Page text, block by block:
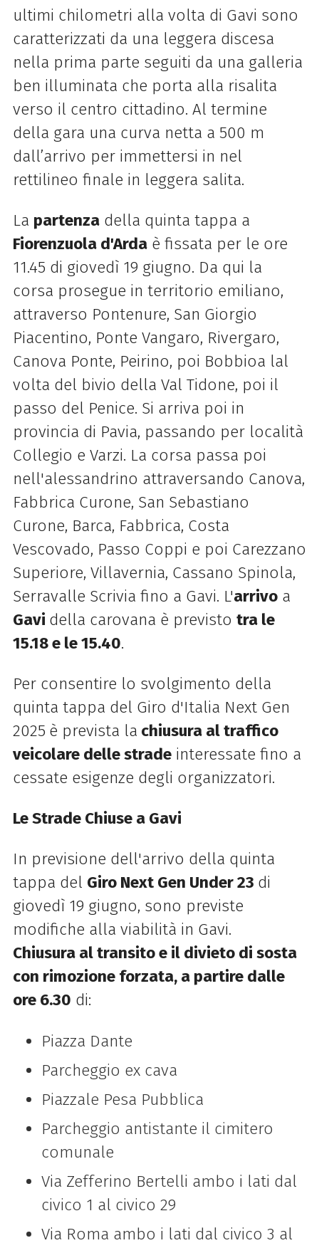
ultimi chilometri alla volta di Gavi sono
caratterizzati da una leggera discesa
nella prima parte seguiti da una galleria
ben illuminata che porta alla risalita
verso il centro cittadino. Al termine
della gara una curva netta a 500 m
dall’arrivo per immettersi in nel
rettilineo finale in leggera salita.
La partenzadella quinta tappa a
Fiorenzuola d'Ardaè fissata per le ore
11.45 di giovedì 19 giugno. Da qui la
corsa prosegue in territorio emiliano,
attraverso Pontenure, San Giorgio
Piacentino, Ponte Vangaro, Rivergaro,
Canova Ponte, Peirino, poi Bobbioa lal
volta del bivio della Val Tidone, poi il
passo del Penice. Si arriva poi in
provincia di Pavia, passando per località
Collegio e Varzi. La corsa passa poi
nell'alessandrino attraversando Canova,
Fabbrica Curone, San Sebastiano
Curone, Barca, Fabbrica, Costa
Vescovado, Passo Coppi e poi Carezzano
Superiore, Villavernia, Cassano Spinola,
Serravalle Scrivia fino a Gavi. L'arrivoa
Gavi della carovana è previsto tra le
15.18 e le 15.40.
Per consentire lo svolgimento della
quinta tappa del Giro d'Italia Next Gen
2025 è prevista la chiusura al traffico
veicolare delle stradeinteressate fino a
cessate esigenze degli organizzatori.
Le Strade Chiuse a Gavi
In previsione dell'arrivo della quinta
tappa del Giro Next Gen Under 23 di
giovedì 19 giugno, sono previste
modifiche alla viabilità in Gavi.
Chiusura al transito e il divieto di sosta
con rimozione forzata, a partire dalle
ore 6.30 di:
Piazza Dante
Parcheggio ex cava
Piazzale Pesa Pubblica
Parcheggio antistante il cimitero
comunale
Via Zefferino Bertelli ambo i lati dal
civico 1 al civico 29
Via Roma ambo i lati dal civico 3 al